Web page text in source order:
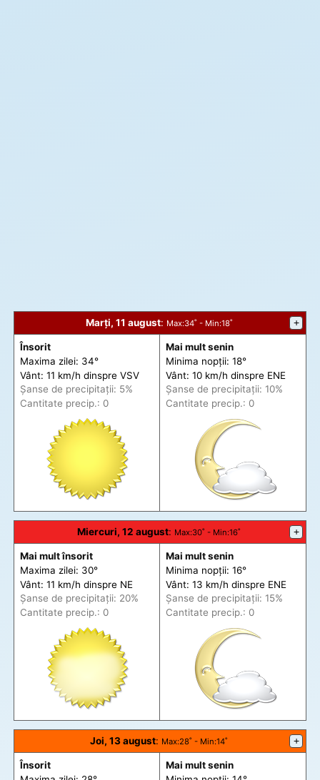
Marți, 11 august: Max:34˚ - Min:18˚ +
Însorit
Maxima zilei: 34°
Vânt: 11 km/h dinspre VSV
Șanse de precipitații: 5%
Cantitate precip.: 0
Mai mult senin
Minima nopții: 18°
Vânt: 10 km/h dinspre ENE
Șanse de precipitații: 10%
Cantitate precip.: 0
Miercuri, 12 august: Max:30˚ - Min:16˚ +
Mai mult însorit
Maxima zilei: 30°
Vânt: 11 km/h dinspre NE
Șanse de precipitații: 20%
Cantitate precip.: 0
Mai mult senin
Minima nopții: 16°
Vânt: 13 km/h dinspre ENE
Șanse de precipitații: 15%
Cantitate precip.: 0
Joi, 13 august: Max:28˚ - Min:14˚ +
Însorit
Mai mult senin